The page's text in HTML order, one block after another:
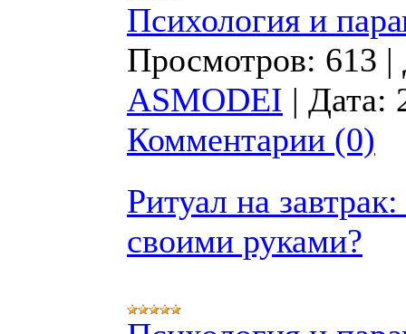
Психология и
Просмотров: 613 |
ASMODEI | Дата:
Комментарии (0)
Ритуал на
своими руками?